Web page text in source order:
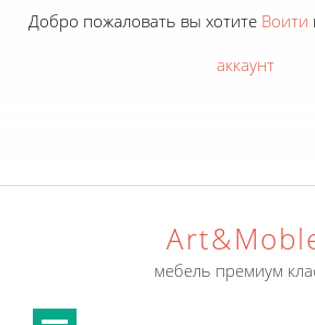
Добро пожаловать вы хотите Воити
аккаунт
мебель премиум